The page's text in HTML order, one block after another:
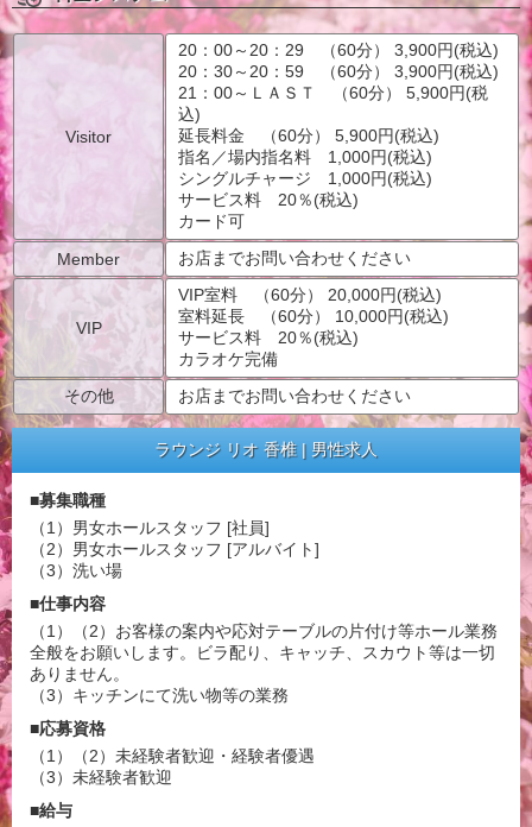
Visitor
20：00～20：29 （60分） 3,900円(税込)
20：30～20：59 （60分） 3,900円(税込)
21：00～ＬＡＳＴ （60分） 5,900円(税
込)
延長料金 （60分） 5,900円(税込)
指名／場内指名料 1,000円(税込)
シングルチャージ 1,000円(税込)
サービス料 20％(税込)
カード可
Member
お店までお問い合わせください
VIP
VIP室料 （60分） 20,000円(税込)
室料延長 （60分） 10,000円(税込)
サービス料 20％(税込)
カラオケ完備
その他
お店までお問い合わせください
ラウンジ リオ 香椎 | 男性求人
■募集職種
（1）男女ホールスタッフ [社員]
（2）男女ホールスタッフ [アルバイト]
（3）洗い場
■仕事内容
（1）（2）お客様の案内や応対テーブルの片付け等ホール業務
全般をお願いします。ビラ配り、キャッチ、スカウト等は一切
ありません。
（3）キッチンにて洗い物等の業務
■応募資格
（1）（2）未経験者歓迎・経験者優遇
（3）未経験者歓迎
■給与